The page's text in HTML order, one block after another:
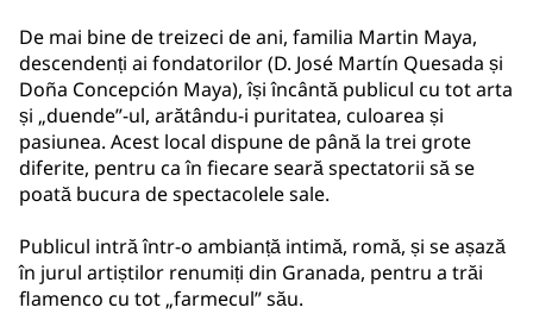
De mai bine de treizeci de ani, familia Martin Maya,
descendenți ai fondatorilor (D. José Martín Quesada și
Doña Concepción Maya), își încântă publicul cu tot arta
și „duende”-ul, arătându-i puritatea, culoarea și
pasiunea. Acest local dispune de până la trei grote
diferite, pentru ca în fiecare seară spectatorii să se
poată bucura de spectacolele sale.
Publicul intră într-o ambianță intimă, romă, și se așază
în jurul artiștilor renumiți din Granada, pentru a trăi
flamenco cu tot „farmecul” său.